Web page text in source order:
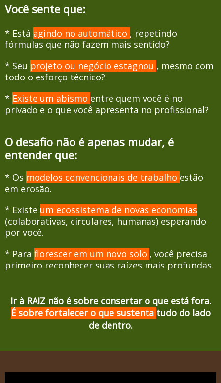
Você sente que:
* Está agindo no automático , repetindo
fórmulas que não fazem mais sentido?
* Seu projeto ou negócio estagnou , mesmo com
todo o esforço técnico?
* Existe um abismo entre quem você é no
privado e o que você apresenta no profissional?
O desafio não é apenas mudar, é
entender que:
* Os modelos convencionais de trabalho estão
em erosão.
* Existe um ecossistema de novas economias
(colaborativas, circulares, humanas) esperando
por você.
* Para florescer em um novo solo , você precisa
primeiro reconhecer suas raízes mais profundas.
Ir à RAIZ não é sobre consertar o que está fora.
É sobre fortalecer o que sustenta tudo do lado
de dentro.